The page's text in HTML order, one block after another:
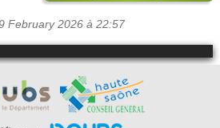
February 2026 à 22:57